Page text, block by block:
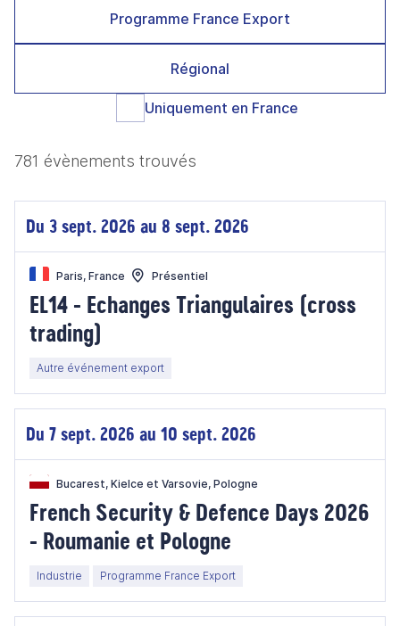
Programme France Export
Régional
Uniquement en France
781 évènements trouvés
Du 3 sept. 2026 au 8 sept. 2026
Paris, France Présentiel
EL14 - Echanges Triangulaires (cross
trading)
Autre événement export
Du 7 sept. 2026 au 10 sept. 2026
Bucarest, Kielce et Varsovie, Pologne
French Security & Defence Days 2026
- Roumanie et Pologne
Industrie Programme France Export